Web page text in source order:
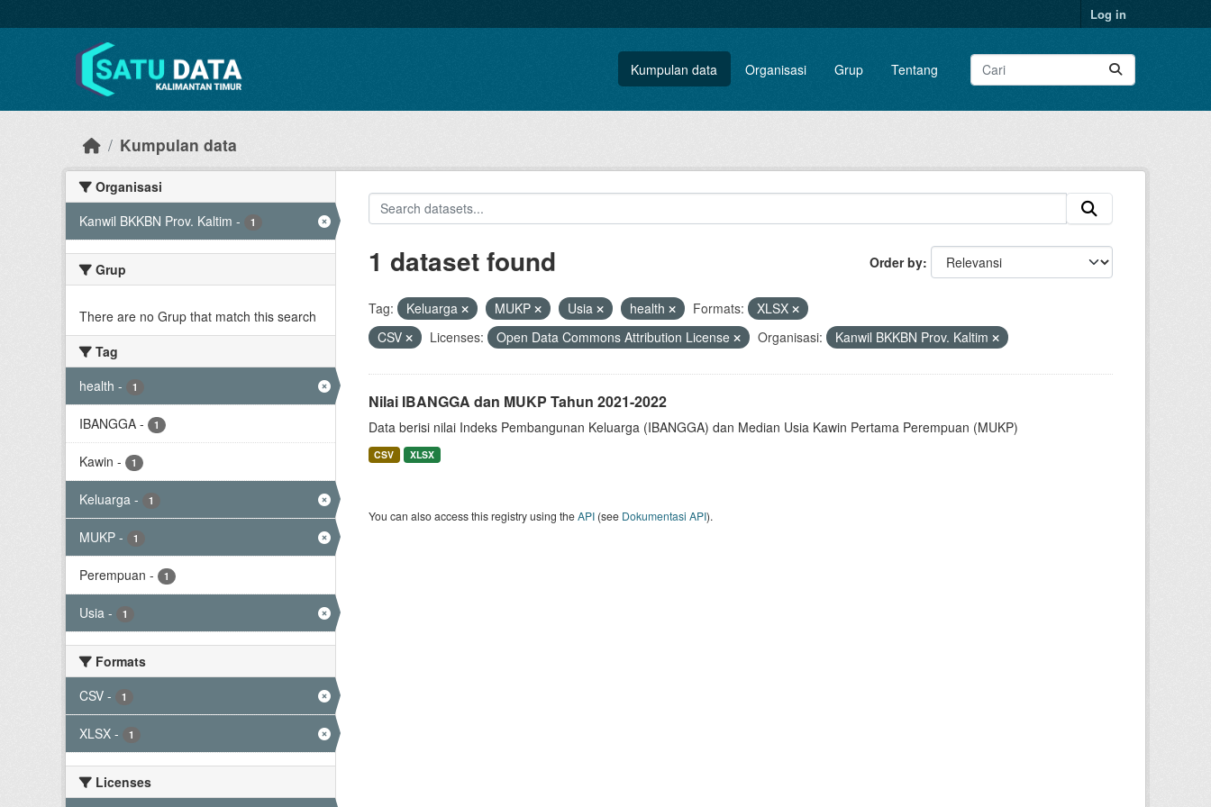
Log in
Kumpulan data Organisasi Grup Tentang
Kumpulan data
Organisasi
Kanwil BKKBN Prov. Kaltim - 1
Grup
There are no Grup that match this search
Tag
health - 1
IBANGGA - 1
Kawin - 1
Keluarga - 1
MUKP - 1
Perempuan - 1
Usia - 1
Formats
CSV - 1
XLSX - 1
Licenses
Order by
1 dataset found
Tag: Keluarga MUKP Usia health Formats:
XLSX
CSV
Licenses: Open Data Commons Attribution License Organisasi: Kanwil BKKBN Prov. Kaltim
Nilai IBANGGA dan MUKP Tahun 2021-2022
Data berisi nilai Indeks Pembangunan Keluarga (IBANGGA) dan Median Usia Kawin Pertama Perempuan (MUKP)
CSV XLSX
You can also access this registry using theAPI(see Dokumentasi API).